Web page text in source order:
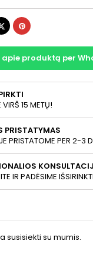
TwitterPinterest
produktą per
15 METŲ!
PRISTATYMAS
PRISTATOME PER 2-3
IR PADĖSIME
susisiekti su mumis.